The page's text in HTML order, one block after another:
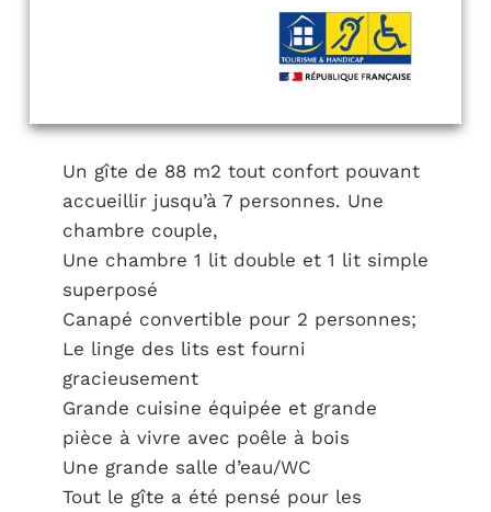
Un gîte de 88 m2 tout confort pouvant
accueillir jusqu’à 7 personnes. Une
chambre couple,
Une chambre 1 lit double et 1 lit simple
superposé
Canapé convertible pour 2 personnes;
Le linge des lits est fourni
gracieusement
Grande cuisine équipée et grande
pièce à vivre avec poêle à bois
Une grande salle d’eau/WC
Tout le gîte a été pensé pour les